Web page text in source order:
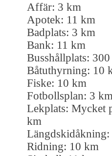
Affär: 3 km
Apotek: 11 km
Badplats: 3 km
Bank: 11 km
Busshållplats:
Båtuthyrning: 10
Fiske: 10 km
Fotbollsplan: 3 km
Lekplats: Mycket
km
Ridning: 10 km